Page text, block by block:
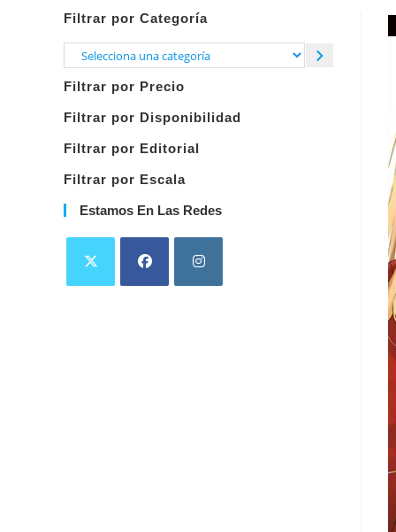
Filtrar por Categoría
Selecciona
categoría
Filtrar por Precio
Filtrar por Disponibilidad
Filtrar por Editorial
Filtrar por Escala
Estamos En Las Redes